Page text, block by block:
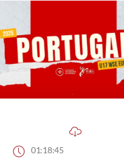
01:18:45